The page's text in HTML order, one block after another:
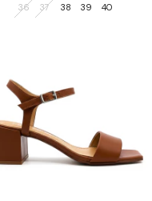
36
37 38 39 40